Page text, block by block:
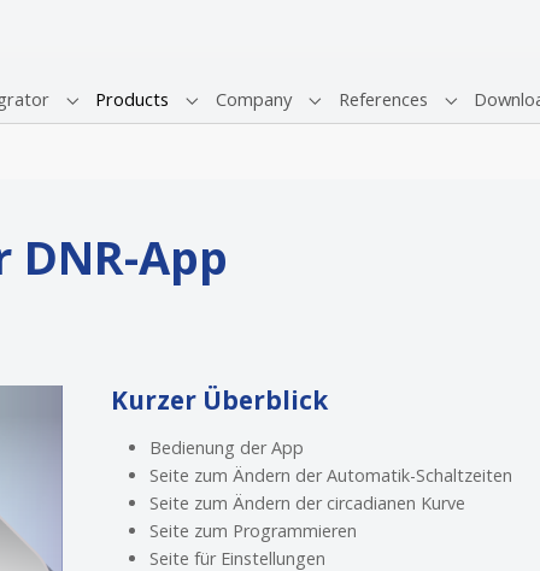
Submenu for "System Integrator"
Products Submenu for "Products"
Company Submenu for "Company"
References Submenu
App
Kurzer Überblick
Bedienung der App
Seite zum Ändern der Automatik-Schaltzeiten
Seite zum Ändern der circadianen Kurve
Seite zum Programmieren
Seite für Einstellungen